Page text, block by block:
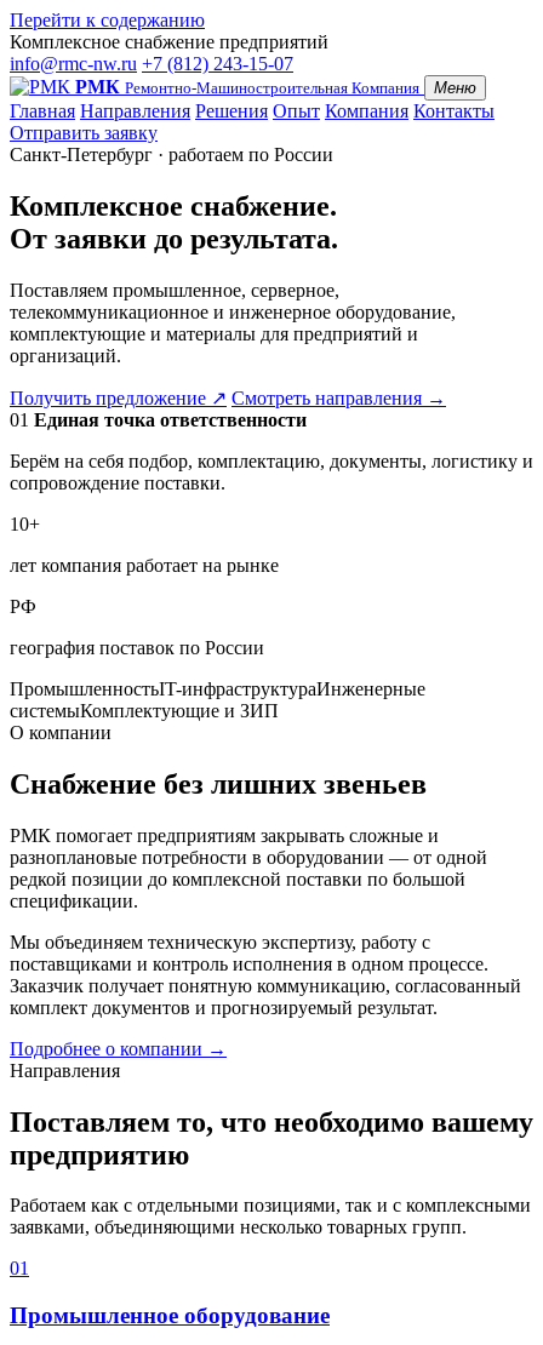
Перейти к содержанию
Комплексное снабжение предприятий
info@rmc-nw.ru +7 (812) 243-15-07
РМК Ремонтно-Машиностроительная Компания Меню
Главная Направления Решения Опыт Компания Контакты
Отправить заявку
Санкт-Петербург · работаем по России
Комплексное снабжение.
От заявки до результата.
Поставляем промышленное, серверное,
телекоммуникационное и инженерное оборудование,
комплектующие и материалы для предприятий и
организаций.
Получить предложение ↗ Смотреть направления →
01 Единая точка ответственности
Берём на себя подбор, комплектацию, документы, логистику и
сопровождение поставки.
10+
лет компания работает на рынке
РФ
география поставок по России
ПромышленностьIT-инфраструктураИнженерные
системыКомплектующие и ЗИП
О компании
Снабжение без лишних звеньев
РМК помогает предприятиям закрывать сложные и
разноплановые потребности в оборудовании — от одной
редкой позиции до комплексной поставки по большой
спецификации.
Мы объединяем техническую экспертизу, работу с
поставщиками и контроль исполнения в одном процессе.
Заказчик получает понятную коммуникацию, согласованный
комплект документов и прогнозируемый результат.
Подробнее о компании →
Направления
Поставляем то, что необходимо вашему
предприятию
Работаем как с отдельными позициями, так и с комплексными
заявками, объединяющими несколько товарных групп.
01
Промышленное оборудование